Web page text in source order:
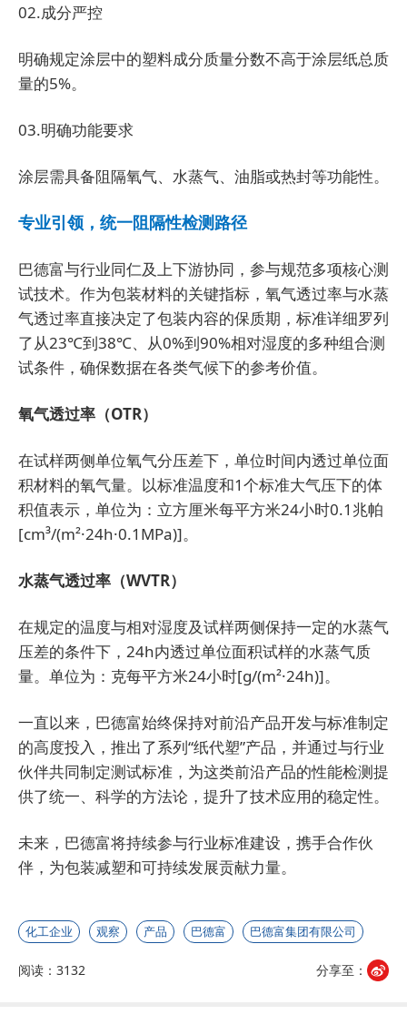
02.成分严控
明确规定涂层中的塑料成分质量分数不高于涂层纸总质
量的5%。
03.明确功能要求
涂层需具备阻隔氧气、水蒸气、油脂或热封等功能性。
专业引领，统一阻隔性检测路径
巴德富与行业同仁及上下游协同，参与规范多项核心测
试技术。作为包装材料的关键指标，氧气透过率与水蒸
气透过率直接决定了包装内容的保质期，标准详细罗列
了从23℃到38℃、从0%到90%相对湿度的多种组合测
试条件，确保数据在各类气候下的参考价值。
氧气透过率（OTR）
在试样两侧单位氧气分压差下，单位时间内透过单位面
积材料的氧气量。以标准温度和1个标准大气压下的体
积值表示，单位为：立方厘米每平方米24小时0.1兆帕
[cm³/(m²·24h·0.1MPa)]。
水蒸气透过率（WVTR）
在规定的温度与相对湿度及试样两侧保持一定的水蒸气
压差的条件下，24h内透过单位面积试样的水蒸气质
量。单位为：克每平方米24小时[g/(m²·24h)]。
一直以来，巴德富始终保持对前沿产品开发与标准制定
的高度投入，推出了系列“纸代塑”产品，并通过与行业
伙伴共同制定测试标准，为这类前沿产品的性能检测提
供了统一、科学的方法论，提升了技术应用的稳定性。
未来，巴德富将持续参与行业标准建设，携手合作伙
伴，为包装减塑和可持续发展贡献力量。
化工企业 观察 产品 巴德富 巴德富集团有限公司
阅读：3132 分享至：